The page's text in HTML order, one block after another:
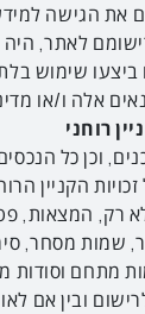
הגישה
לאתר, היה
ביצעו שימוש
אלה ו/או
רוחני
וכן כל
הקניין
רק, המצאות,
שמות מסחר,
מתחם וסודות
ובין אם